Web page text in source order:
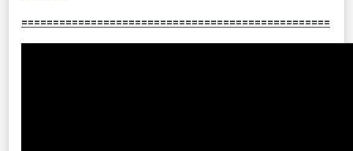
=================================================